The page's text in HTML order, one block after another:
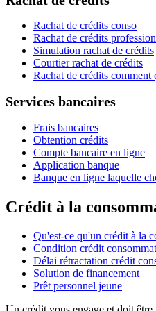
Rachat de crédits conso
Rachat de crédits
Simulation rachat de crédits
Courtier rachat de crédits
Rachat de crédits comment
Services bancaires
Frais bancaires
Obtention crédits
Compte bancaire en ligne
Application banque
Banque en ligne laquelle
Crédit à la
Qu'est-ce qu'un crédit à la
Condition crédit
Délai rétractation crédit
Solution de financement
Prêt personnel jeune